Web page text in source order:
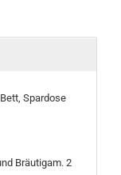
Spardose
Bräutigam. 2